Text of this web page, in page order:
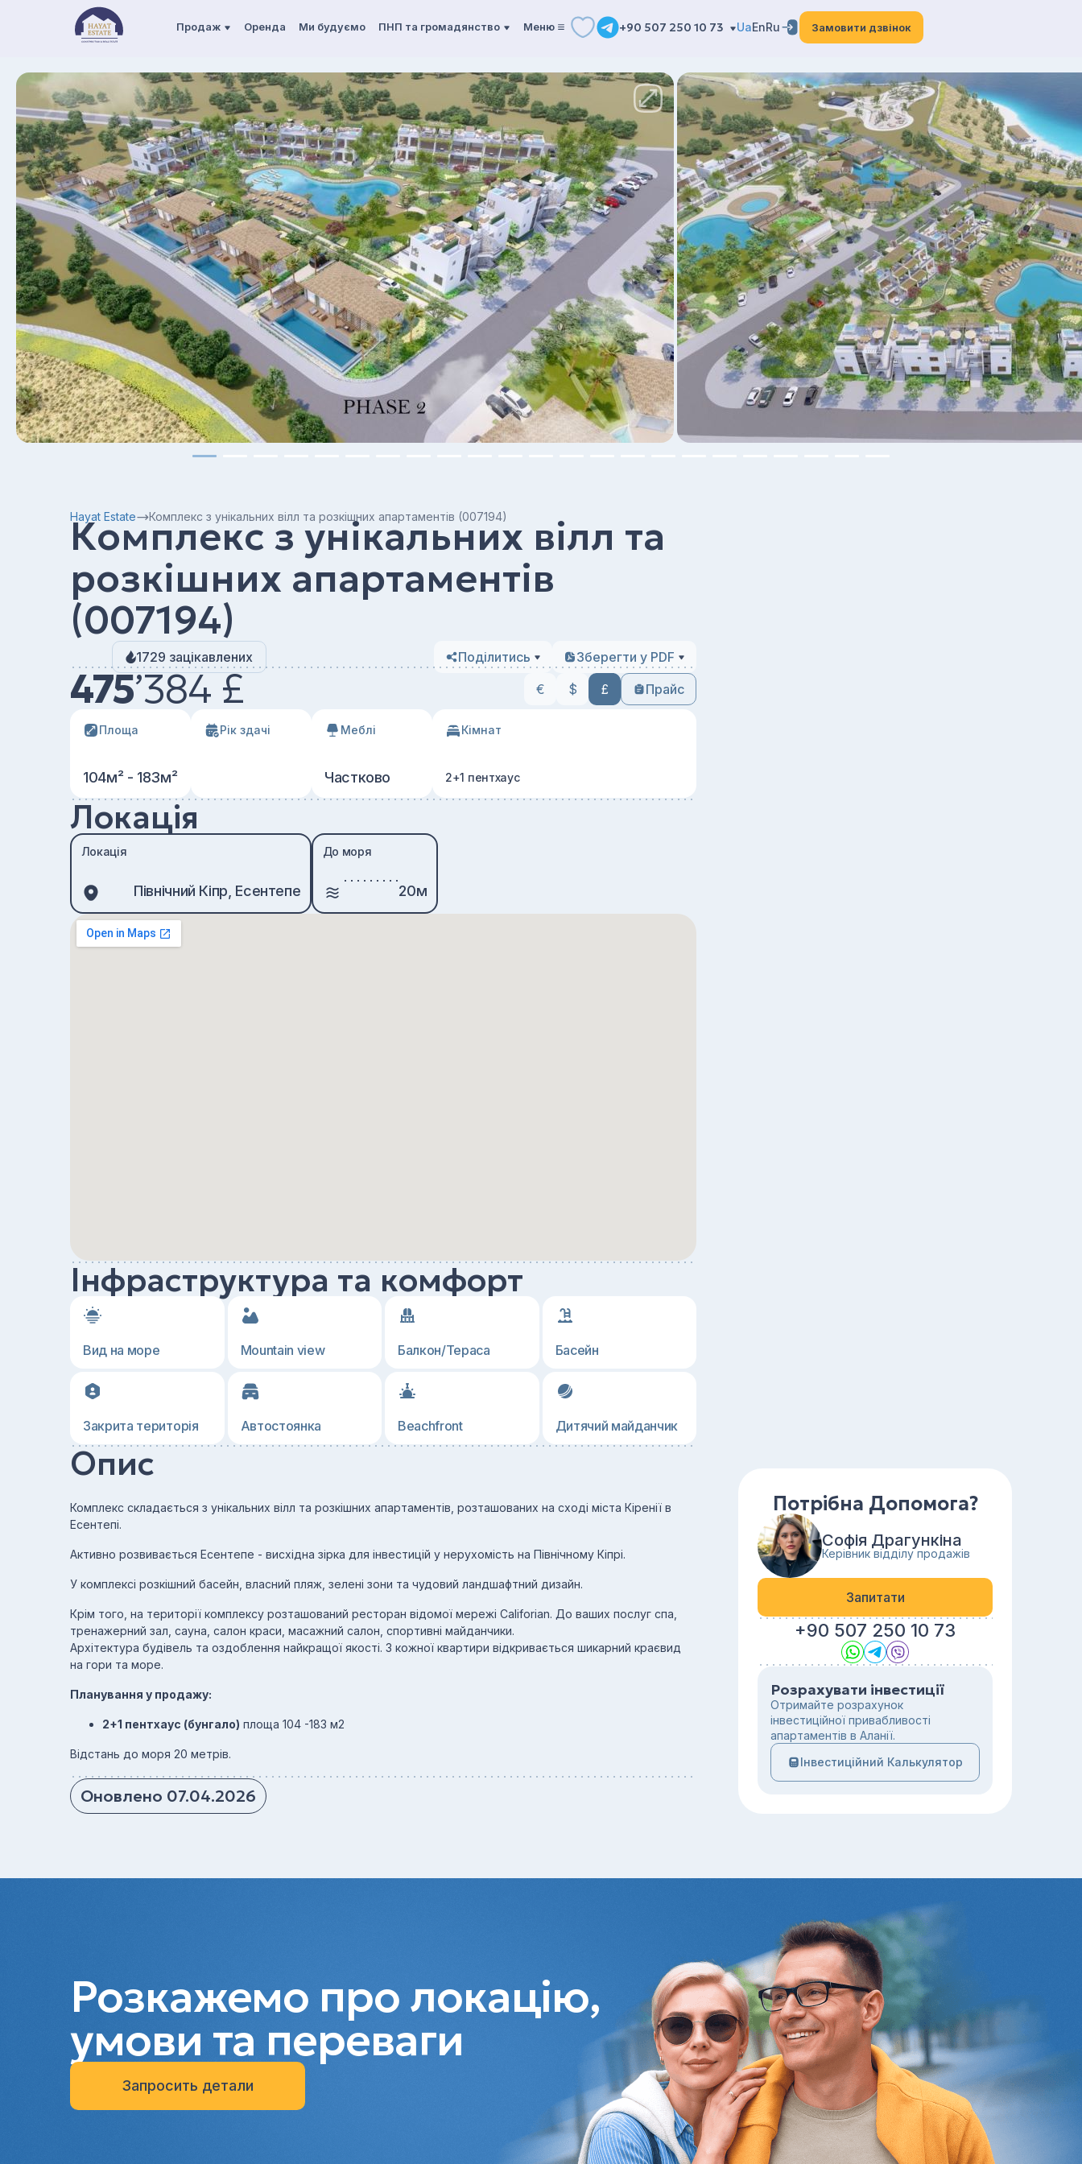
Продаж Оренда Ми будуємо ПНП та громадянство Mеню +90 507 250 10 73 UaEnRu Замовити дзвінок
Hayat Estate Комплекс з унікальних вілл та розкішних апартаментів (007194)
Комплекс з унікальних вілл та
розкішних апартаментів
(007194)
1729 зацікавлених Поділитись Зберегти у PDF
475’384 £ € $ £ Прайс
Площа
104м² - 183м²
Рік здачі Меблі
Частково
Кімнат
2+1 пентхаус
Локація
Локація
Північний Кіпр, Есентепе
До моря
20м
Інфраструктура та комфорт
Вид на море Mountain view Балкон/Тераса Басейн
Закрита територія Автостоянка Beachfront Дитячий майданчик
Опис
Комплекс складається з унікальних вілл та розкішних апартаментів, розташованих на сході міста Кіренії в
Есентепі.
Активно розвивається Есентепе - висхідна зірка для інвестицій у нерухомість на Північному Кіпрі.
У комплексі розкішний басейн, власний пляж, зелені зони та чудовий ландшафтний дизайн.
Крім того, на території комплексу розташований ресторан відомої мережі Califorian. До ваших послуг спа,
тренажерний зал, сауна, салон краси, масажний салон, спортивні майданчики.
Архітектура будівель та оздоблення найкращої якості. З кожної квартири відкривається шикарний краєвид
на гори та море.
Планування у продажу:
2+1 пентхаус (бунгало) площа 104 -183 м2
Відстань до моря 20 метрів.
Оновлено 07.04.2026
Потрібна Допомога?
Софія Драгункіна
Керівник відділу продажів
Запитати
+90 507 250 10 73
Розрахувати інвестиції
Отримайте розрахунок
інвестиційної привабливості
апартаментів в Аланії.
Інвестиційний Калькулятор
Розкажемо про локацію,
умови та переваги
Запросить детали